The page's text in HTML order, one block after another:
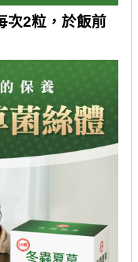
次2粒，於飯前